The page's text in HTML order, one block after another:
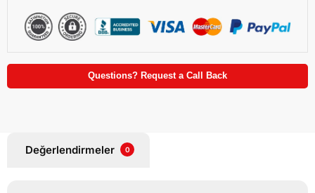
Questions? Request a Call Back
Değerlendirmeler 0